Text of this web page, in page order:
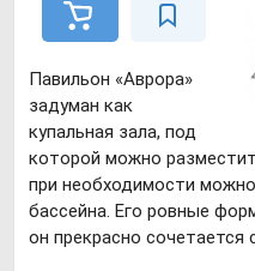
Павильон «Аврора»
задуман как
купальная зала, под
которой можно
при необходимости
бассейна. Его ровные
он прекрасно сочетается